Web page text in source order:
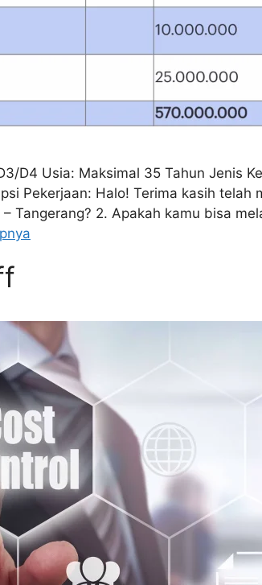
D4 Usia: Maksimal 35 Tahun Jenis
Pekerjaan: Halo! Terima kasih
Tangerang? 2. Apakah kamu bisa